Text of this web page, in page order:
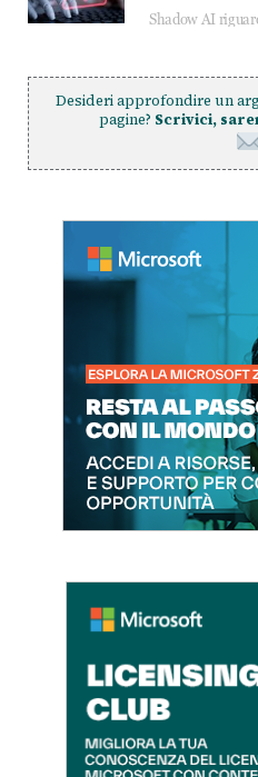
Desideri approfondire un
pagine? Scrivici,